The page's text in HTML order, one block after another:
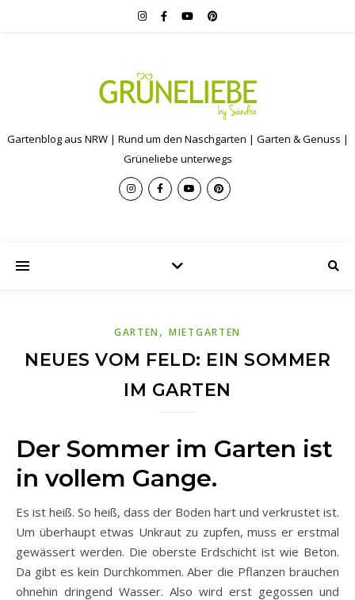
Gartenblog aus NRW | Rund um den Naschgarten | Garten & Genuss |
Grüneliebe unterwegs
GARTEN ,MIETGARTEN
NEUES VOM FELD: EIN SOMMER
IM GARTEN
Der Sommer im Garten ist
in vollem Gange.
Es ist heiß. So heiß, dass der Boden hart und verkrustet ist.
Um überhaupt etwas Unkraut zu zupfen, muss er erstmal
gewässert werden. Die oberste Erdschicht ist wie Beton.
Da gibt es kein Durchkommen. Aber die Pflanzen brauchen
ohnehin dringend Wasser. Also wird erst gegossen und